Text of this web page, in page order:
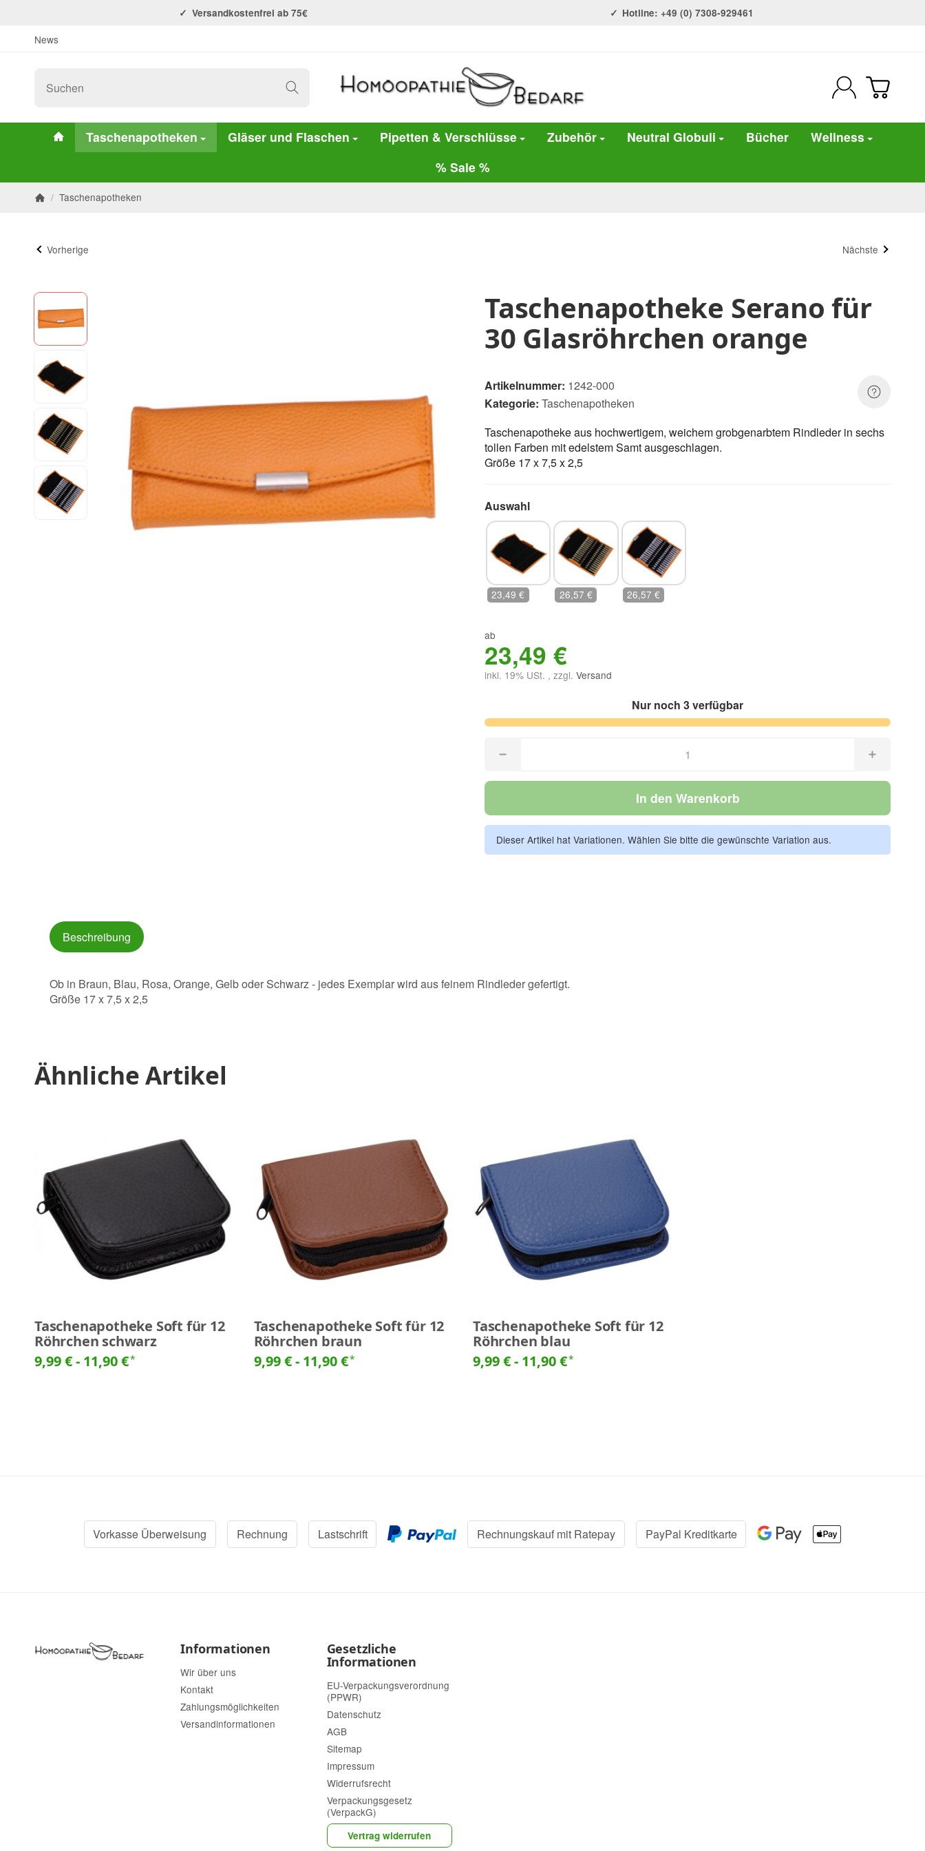
Versandkostenfrei ab 75€ Hotline: +49 (0) 7308-929461
News
#custom.linkHome#
Taschenapotheken Gläser und Flaschen Pipetten & Verschlüsse Zubehör Neutral Globuli Bücher
Wellness
% Sale %
/ Taschenapotheken
Vorherige Nächste
Taschenapotheke Serano für
30 Glasröhrchen orange
Artikelnummer: 1242-000
Kategorie: Taschenapotheken
Taschenapotheke aus hochwertigem, weichem grobgenarbtem Rindleder in sechs
tollen Farben mit edelstem Samt ausgeschlagen.
Größe 17 x 7,5 x 2,5
Auswahl
ohne Glasröhrchen
23,49 € mit Braunglasröhrchen
26,57 € mit Klarglasröhrchen
26,57 €
ab
23,49 €
inkl. 19% USt. , zzgl. Versand
Nur noch 3 verfügbar
In den Warenkorb
Dieser Artikel hat Variationen. Wählen Sie bitte die gewünschte Variation aus.
Beschreibung
Ob in Braun, Blau, Rosa, Orange, Gelb oder Schwarz - jedes Exemplar wird aus feinem Rindleder gefertigt.
Größe 17 x 7,5 x 2,5
Ähnliche Artikel
Taschenapotheke Soft für 12
Röhrchen schwarz
9,99 € - 11,90 €*
Taschenapotheke Soft für 12
Röhrchen braun
9,99 € - 11,90 €*
Taschenapotheke Soft für 12
Röhrchen blau
9,99 € - 11,90 €*
Vorkasse Überweisung Rechnung Lastschrift Rechnungskauf mit Ratepay PayPal Kreditkarte
Informationen
Wir über uns
Kontakt
Zahlungsmöglichkeiten
Versandinformationen
Gesetzliche
Informationen
EU-Verpackungsverordnung
(PPWR)
Datenschutz
AGB
Sitemap
Impressum
Widerrufsrecht
Verpackungsgesetz
(VerpackG)
Vertrag widerrufen